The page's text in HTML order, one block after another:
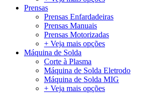
Prensas
Prensas Enfardadeiras
Prensas Manuais
Prensas Motorizadas
+ Veja mais opções
Máquina de Solda
Corte à Plasma
Máquina de Solda Eletrodo
Máquina de Solda MIG
+ Veja mais opções